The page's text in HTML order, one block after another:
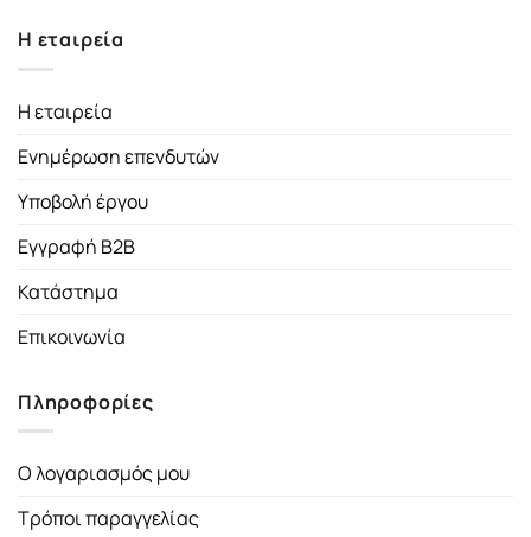
Η εταιρεία
Η εταιρεία
Ενημέρωση επενδυτών
Υποβολή έργου
Εγγραφή B2B
Κατάστημα
Επικοινωνία
Πληροφορίες
Ο λογαριασμός μου
Τρόποι παραγγελίας